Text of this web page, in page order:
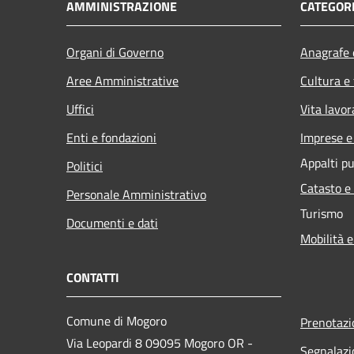
AMMINISTRAZIONE
Organi di Governo
Aree Amministrative
Uffici
Enti e fondazioni
Politici
Personale Amministrativo
Documenti e dati
Cultura
Vita
Imprese
Appalti
Catasto
Turismo
Mobilità
CONTATTI
Comune di Mogoro
Via Leopardi 8 09095 Mogoro OR -